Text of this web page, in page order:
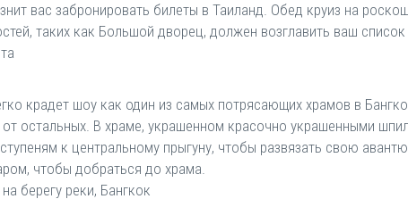
вас забронировать билеты в Таиланд. Обед круиз на
таких как Большой дворец, должен возглавить ваш
крадет шоу как один из самых потрясающих храмов в
остальных. В храме, украшенном красочно украшенными
к центральному прыгуну, чтобы развязать свою
чтобы добраться до храма.
берегу реки, Бангкок